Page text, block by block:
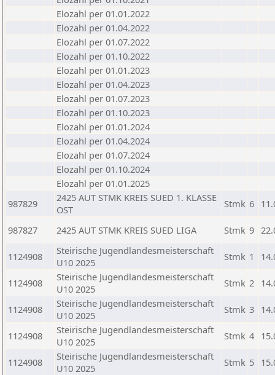
Elozahl per 01.01.2022
Elozahl per 01.04.2022
Elozahl per 01.07.2022
Elozahl per 01.10.2022
Elozahl per 01.01.2023
Elozahl per 01.04.2023
Elozahl per 01.07.2023
Elozahl per 01.10.2023
Elozahl per 01.01.2024
Elozahl per 01.04.2024
Elozahl per 01.07.2024
Elozahl per 01.10.2024
Elozahl per 01.01.2025
987829
2425 AUT STMK KREIS SUED 1. KLASSE
OST
Stmk 6
987827 2425 AUT STMK KREIS SUED LIGA Stmk 9
1124908
Steirische Jugendlandesmeisterschaft
U10 2025
Stmk 1
1124908
Steirische Jugendlandesmeisterschaft
U10 2025
Stmk 2
1124908
Steirische Jugendlandesmeisterschaft
U10 2025
Stmk 3
1124908
Steirische Jugendlandesmeisterschaft
U10 2025
Stmk 4
1124908
Steirische Jugendlandesmeisterschaft
U10 2025
Stmk 5